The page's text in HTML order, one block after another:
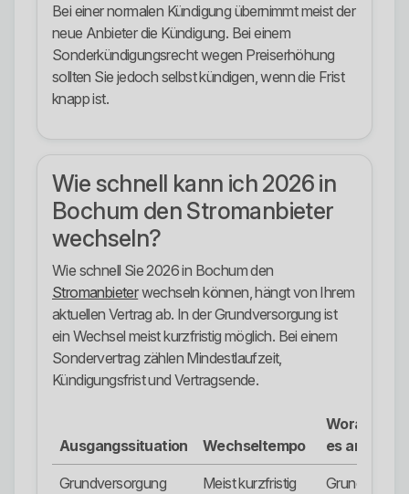
Bei einer normalen Kündigung übernimmt meist der
neue Anbieter die Kündigung. Bei einem
Sonderkündigungsrecht wegen Preiserhöhung
sollten Sie jedoch selbst kündigen, wenn die Frist
knapp ist.
Wie schnell kann ich 2026 in
Bochum den Stromanbieter
wechseln?
Wie schnell Sie 2026 in Bochum den
Stromanbieterwechseln können, hängt von Ihrem
aktuellen Vertrag ab. In der Grundversorgung ist
ein Wechsel meist kurzfristig möglich. Bei einem
Sondervertrag zählen Mindestlaufzeit,
Kündigungsfrist und Vertragsende.
Ausgangssituation Wechseltempo
Worauf
es an?
Grundversorgung
Meist kurzfristig